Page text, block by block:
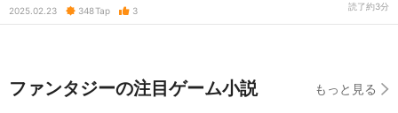
2025.02.23 348Tap 3 読了約3分
ファンタジーの注目ゲーム小説 もっと見る